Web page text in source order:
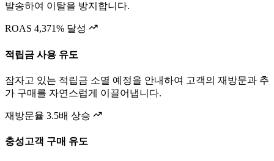
발송하여 이탈을 방지합니다.
ROAS 4,371% 달성
적립금 사용 유도
잠자고 있는 적립금 소멸 예정을 안내하여 고객의 재방문과 추
가 구매를 자연스럽게 이끌어냅니다.
재방문율 3.5배 상승
충성고객 구매 유도